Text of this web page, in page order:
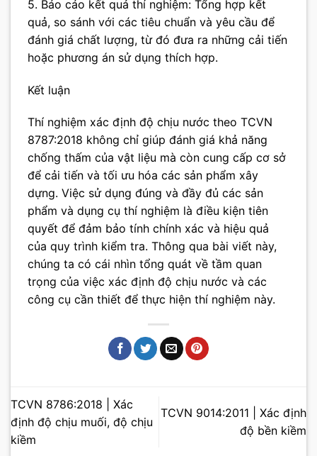
5. Báo cáo kết quả thí nghiệm: Tổng hợp kết
quả, so sánh với các tiêu chuẩn và yêu cầu để
đánh giá chất lượng, từ đó đưa ra những cải tiến
hoặc phương án sử dụng thích hợp.
Kết luận
Thí nghiệm xác định độ chịu nước theo TCVN
8787:2018 không chỉ giúp đánh giá khả năng
chống thấm của vật liệu mà còn cung cấp cơ sở
để cải tiến và tối ưu hóa các sản phẩm xây
dựng. Việc sử dụng đúng và đầy đủ các sản
phẩm và dụng cụ thí nghiệm là điều kiện tiên
quyết để đảm bảo tính chính xác và hiệu quả
của quy trình kiểm tra. Thông qua bài viết này,
chúng ta có cái nhìn tổng quát về tầm quan
trọng của việc xác định độ chịu nước và các
công cụ cần thiết để thực hiện thí nghiệm này.
TCVN 8786:2018 | Xác
định độ chịu muối, độ chịu
kiềm
TCVN 9014:2011 | Xác định
độ bền kiềm